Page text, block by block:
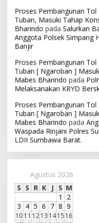
Proses Pembangunan
Tuban, Masuki Tahap
Bharindo pada Salurkan
Anggota Polsek Simpang
Banjir
Proses Pembangunan
Tuban [ Ngaroban ]
Mabes Bharindo pada
Melaksanakan KRYD
Proses Pembangunan
Tuban [ Ngaroban ]
Mabes Bharindo pada
Waspada Rinjani Polres
LDII Sumbawa Barat.
Agustus 2026
S S R K J S M
1
2
3 4 5 6 7 8 9
1011 1213141516